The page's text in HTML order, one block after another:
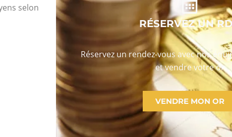
selon
RÉSERVEZ UN
Réservez un rendez-vous avec nos
et vendre votre or
VENDRE MON OR